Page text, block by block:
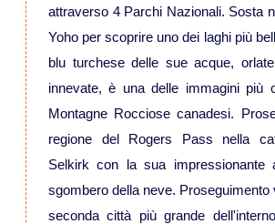
attraverso 4 Parchi Nazionali. Sosta
Yoho per scoprire uno dei laghi più
blu turchese delle sue acque,
innevate, è una delle immagini più
Montagne Rocciose canadesi.
regione del Rogers Pass nella
Selkirk con la sua impressionante
sgombero della neve.
seconda città più grande